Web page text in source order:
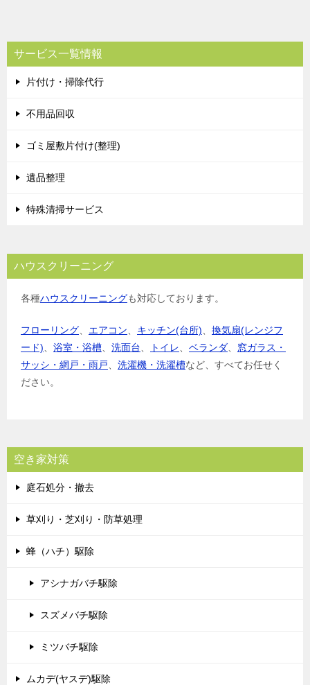
サービス一覧情報
片付け・掃除代行
不用品回収
ゴミ屋敷片付け(整理)
遺品整理
特殊清掃サービス
ハウスクリーニング
各種ハウスクリーニングも対応しております。
フローリング エアコン キッチン(台所)
換気扇(レンジフ
ード)
浴室・浴槽 洗面台 トイレ ベランダ
窓ガラス・
サッシ・網戸・雨戸
洗濯機・洗濯槽など、すべてお任せく
ださい。
空き家対策
庭石処分・撤去
草刈り・芝刈り・防草処理
蜂（ハチ）駆除
アシナガバチ駆除
スズメバチ駆除
ミツバチ駆除
ムカデ(ヤスデ)駆除